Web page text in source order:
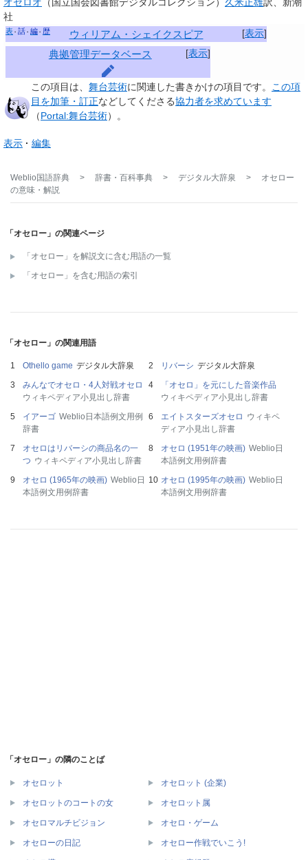
オセロオ （国立国会図書館デジタルコレクション） 久米正雄訳、新潮
社
[表示]
表 話 編 歴 ウィリアム・シェイクスピア
[表示]
典拠管理データベース
この項目は、 舞台芸術に関連した書きかけの項目 です。 この項
目を加筆・訂正などしてくださる協力者を求めています
（Portal:舞台芸術）。
表示 編集
Weblio国語辞典 > 辞書・百科事典 > デジタル大辞泉 >
オセロー
の意味・解説
「オセロー」の関連ページ
「オセロー」を解説文に含む用語の一覧
「オセロー」を含む用語の索引
「オセロー」の関連用語
Othello game デジタル大辞泉 リバーシ デジタル大辞泉
みんなでオセロ・4人対戦オセロ
ウィキペディア小見出し辞書
「オセロ」を元にした音楽作品
ウィキペディア小見出し辞書
イアーゴ Weblio日本語例文用例
辞書
エイトスターズオセロ ウィキペ
ディア小見出し辞書
オセロはリバーシの商品名の一
つ ウィキペディア小見出し辞書
オセロ (1951年の映画) Weblio日
本語例文用例辞書
オセロ (1965年の映画) Weblio日
本語例文用例辞書
オセロ (1995年の映画) Weblio日
本語例文用例辞書
「オセロー」の隣のことば
オセロット オセロット (企業)
オセロットのコートの女 オセロット属
オセロマルチビジョン オセロ・ゲーム
オセローの日記 オセロー作戦でいこう!